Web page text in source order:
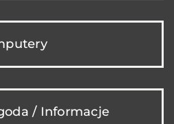
/ Informacje